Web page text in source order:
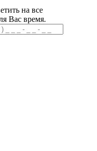
на все
Вас время.